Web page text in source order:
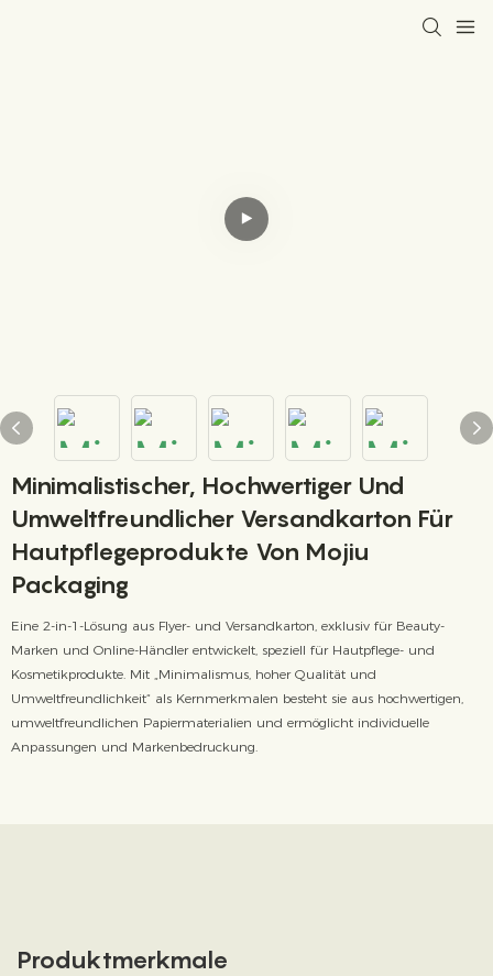
Minimalistischer, Hochwertiger Und
Umweltfreundlicher Versandkarton Für
Hautpflegeprodukte Von Mojiu
Packaging
Eine 2-in-1-Lösung aus Flyer- und Versandkarton, exklusiv für Beauty-
Marken und Online-Händler entwickelt, speziell für Hautpflege- und
Kosmetikprodukte. Mit „Minimalismus, hoher Qualität und
Umweltfreundlichkeit“ als Kernmerkmalen besteht sie aus hochwertigen,
umweltfreundlichen Papiermaterialien und ermöglicht individuelle
Anpassungen und Markenbedruckung.
Produktmerkmale